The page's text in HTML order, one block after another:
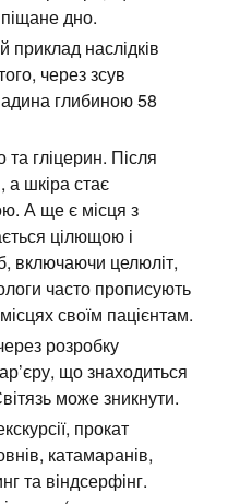
гліцерин. Після
а шкіра стає
А ще є місця з
цілющою і
включаючи целюліт,
часто прописують
своїм пацієнтам.
розробку
що знаходиться
може зникнути.
прокат
катамаранів,
та віндсерфінг.
ягоди (ожина, чорниця,
З розваг для
в прозорих кулях.
риб. Найбільш
щука, лящ, сазан,